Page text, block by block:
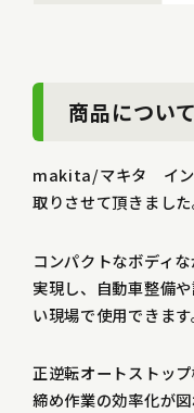
商品について
makita/マキタ イ
取りさせて頂きました
コンパクトなボディ
実現し、自動車整備
い現場で使用できます
正逆転オートストッ
締め作業の効率化が